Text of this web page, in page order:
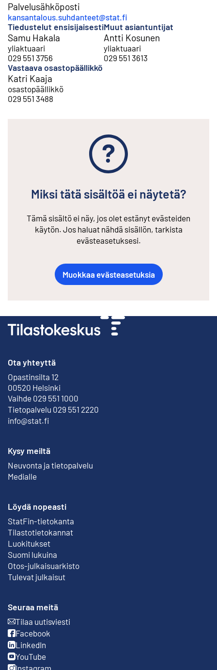
Palvelusähköposti
kansantalous.suhdanteet@stat.fi
Tiedustelut ensisijaisesti
Samu Hakala
yliaktuaari
029 551 3756
Muut asiantuntijat
Antti Kosunen
yliaktuaari
029 551 3613
Vastaava osastopäällikkö
Katri Kaaja
osastopäällikkö
029 551 3488
Miksi tätä sisältöä ei näytetä?
Tämä sisältö ei näy, jos olet estänyt evästeiden
käytön. Jos haluat nähdä sisällön, tarkista
evästeasetuksesi.
Muokkaa evästeasetuksia
Ota yhteyttä
Opastinsilta 12
00520 Helsinki
Ulkoinen linkki
Vaihde 029 551 1000
Tietopalvelu 029 551 2220
info@stat.fi
Kysy meiltä
Neuvonta ja tietopalvelu
Medialle
Löydä nopeasti
StatFin-tietokanta
Ulkoinen linkki
Tilastotietokannat
Luokitukset
Suomi lukuina
Otos-julkaisuarkisto
Ulkoinen linkki
Tulevat julkaisut
Seuraa meitä
Tilaa uutisviesti
Ulkoinen linkki
Facebook
Ulkoinen linkki
LinkedIn
Ulkoinen linkki
YouTube
Ulkoinen linkki
Instagram